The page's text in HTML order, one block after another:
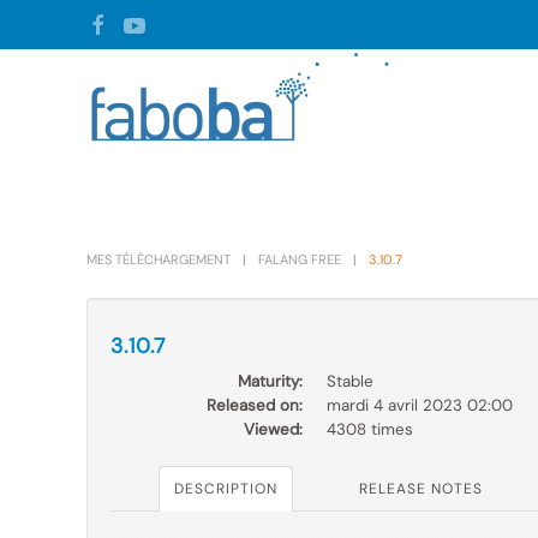
MES TÉLÉCHARGEMENT FALANG FREE 3.10.7
3.10.7
Maturity:
Stable
Released on:
mardi 4 avril 2023 02:00
Viewed:
4308 times
DESCRIPTION RELEASE NOTES